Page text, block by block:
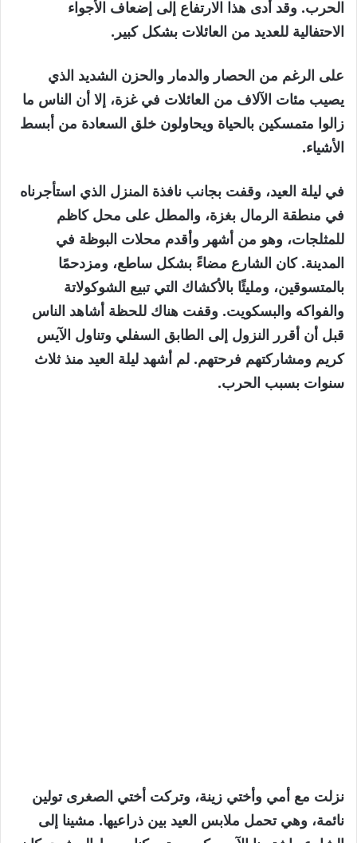
الحرب. وقد أدى هذا الارتفاع إلى إضعاف الأجواء
الاحتفالية للعديد من العائلات بشكل كبير.
على الرغم من الحصار والدمار والحزن الشديد الذي
يصيب مئات الآلاف من العائلات في غزة، إلا أن الناس ما
زالوا متمسكين بالحياة ويحاولون خلق السعادة من أبسط
الأشياء.
في ليلة العيد، وقفت بجانب نافذة المنزل الذي استأجرناه
في منطقة الرمال بغزة، والمطل على محل كاظم
للمثلجات، وهو من أشهر وأقدم محلات البوظة في
المدينة. كان الشارع مضاءً بشكل ساطع، ومزدحمًا
بالمتسوقين، ومليئًا بالأكشاك التي تبيع الشوكولاتة
والفواكه والبسكويت. وقفت هناك للحظة أشاهد الناس
قبل أن أقرر النزول إلى الطابق السفلي وتناول الآيس
كريم ومشاركتهم فرحتهم. لم أشهد ليلة العيد منذ ثلاث
سنوات بسبب الحرب.
نزلت مع أمي وأختي زينة، وتركت أختي الصغرى تولين
نائمة، وهي تحمل ملابس العيد بين ذراعيها. مشينا إلى